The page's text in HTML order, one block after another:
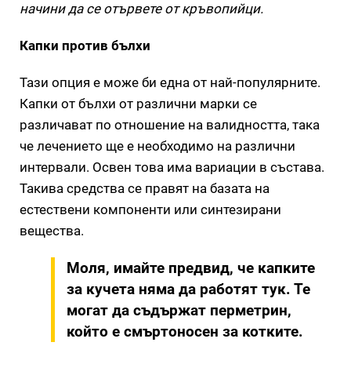
начини да се отървете от кръвопийци.
Капки против бълхи
Тази опция е може би една от най-популярните.
Капки от бълхи от различни марки се
различават по отношение на валидността, така
че лечението ще е необходимо на различни
интервали. Освен това има вариации в състава.
Такива средства се правят на базата на
естествени компоненти или синтезирани
вещества.
Моля, имайте предвид, че капките
за кучета няма да работят тук. Те
могат да съдържат перметрин,
който е смъртоносен за котките.